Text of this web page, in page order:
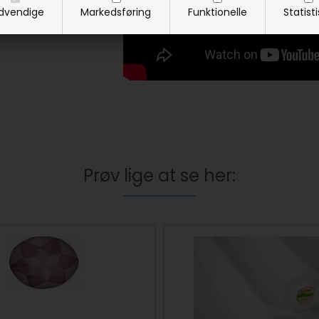
Markedsføring Funktionelle
Prøv lige at se her: